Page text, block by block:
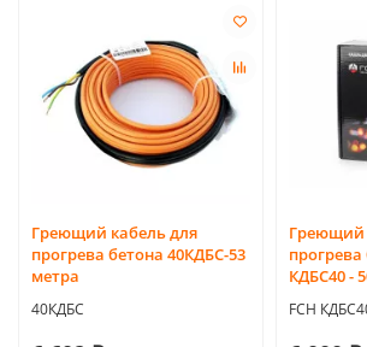
Греющий кабель для
прогрева бетона 40КДБС-53
метра
40КДБС
Греющий
прогрева
КДБС40 -
FCH